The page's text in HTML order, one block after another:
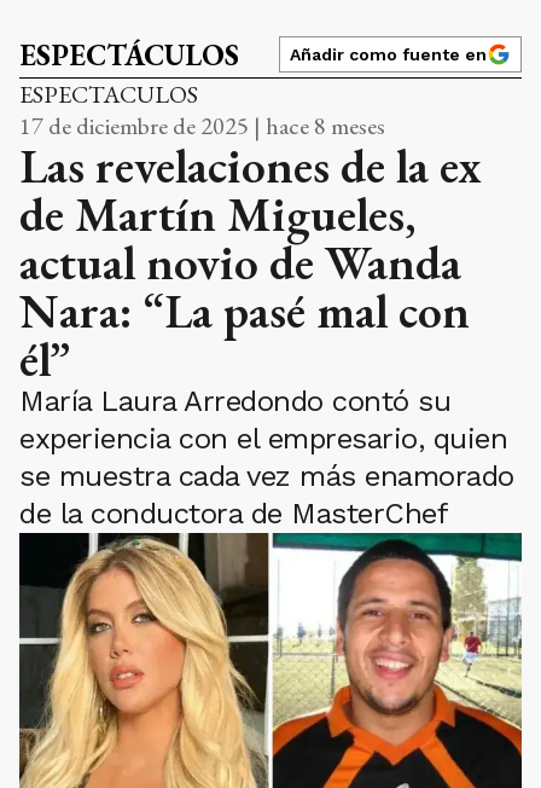
ESPECTÁCULOS Añadir como fuente en
ESPECTACULOS
17 de diciembre de 2025 | hace 8 meses
Las revelaciones de la ex
de Martín Migueles,
actual novio de Wanda
Nara: “La pasé mal con
él”
María Laura Arredondo contó su
experiencia con el empresario, quien
se muestra cada vez más enamorado
de la conductora de MasterChef